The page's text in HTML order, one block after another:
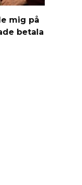
mig på
betala